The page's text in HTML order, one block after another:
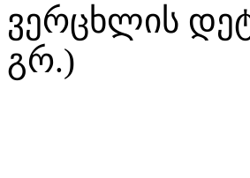
ვერცხლის
გრ.)